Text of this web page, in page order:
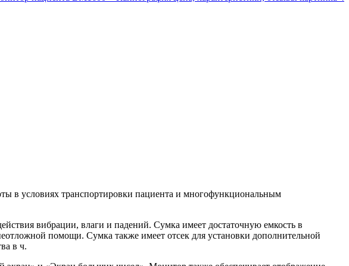
в условиях транспортировки пациента и многофункциональным
вибрации, влаги и падений. Сумка имеет достаточную емкость в
помощи. Сумка также имеет отсек для установки дополнительной
в ч.